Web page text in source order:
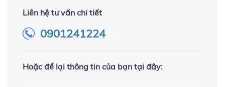
Liên hệ tư vấn chi tiết
0901241224
Hoặc để lại thông tin của bạn tại đây: